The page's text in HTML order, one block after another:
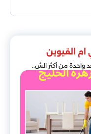
القيوين
واحدة من أكثر الش..